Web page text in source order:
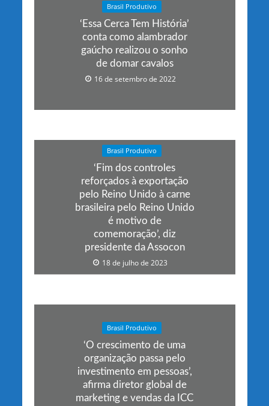
Brasil Produtivo
‘Essa Cerca Tem História’
conta como alambrador
gaúcho realizou o sonho
de domar cavalos
16 de setembro de 2022
Brasil Produtivo
‘Fim dos controles
reforçados à exportação
pelo Reino Unido à carne
brasileira pelo Reino Unido
é motivo de
comemoração’, diz
presidente da Assocon
18 de julho de 2023
Brasil Produtivo
‘O crescimento de uma
organização passa pelo
investimento em pessoas’,
afirma diretor global de
marketing e vendas da ICC